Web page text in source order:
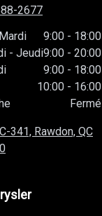
2677
9:00 - 18:00
-Jeudi9:00 - 20:00
9:00 - 18:00
10:00 - 16:00
Fermé
341, Rawdon, QC